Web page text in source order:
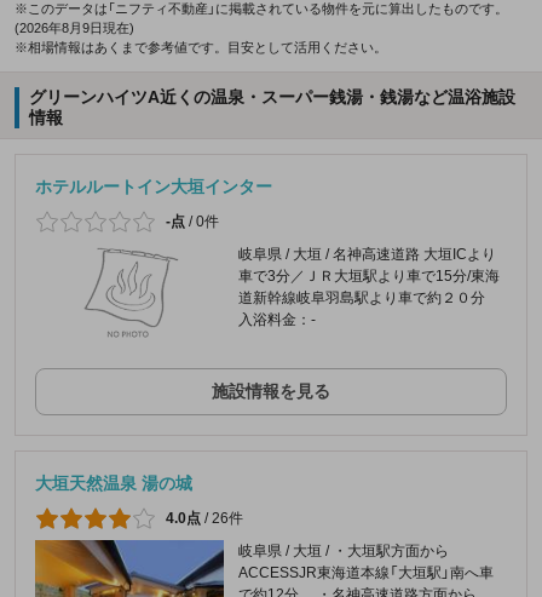
※このデータは「ニフティ不動産」に掲載されている物件を元に算出したものです。
(2026年8月9日現在)
※相場情報はあくまで参考値です。目安として活用ください。
グリーンハイツA近くの温泉・スーパー銭湯・銭湯など温浴施設
情報
ホテルルートイン大垣インター
-点 /0件
岐阜県 / 大垣 / 名神高速道路 大垣ICより
車で3分／ＪＲ大垣駅より車で15分/東海
道新幹線岐阜羽島駅より車で約２０分
入浴料金：-
施設情報を見る
大垣天然温泉 湯の城
4.0点 /26件
岐阜県 / 大垣 / ・大垣駅方面から
ACCESSJR東海道本線「大垣駅」南へ車